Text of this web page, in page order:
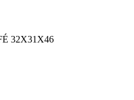
32X31X46